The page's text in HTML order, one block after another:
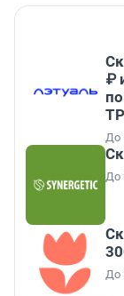
₽
До
До
До